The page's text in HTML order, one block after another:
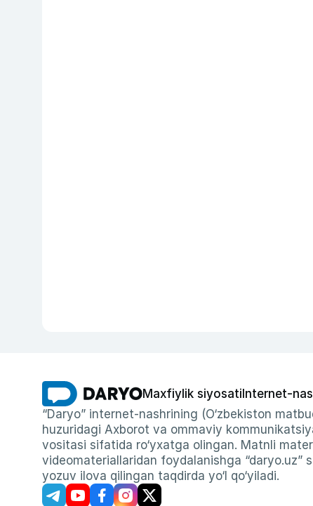
Maxfiylik siyosati Internet-
“Daryo” internet-nashrining (O‘zbekiston
huzuridagi Axborot va ommaviy
vositasi sifatida ro‘yxatga olingan. Matnli
videomateriallaridan foydalanishga “daryo.uz”
yozuv ilova qilingan taqdirda yo‘l qo‘yiladi.